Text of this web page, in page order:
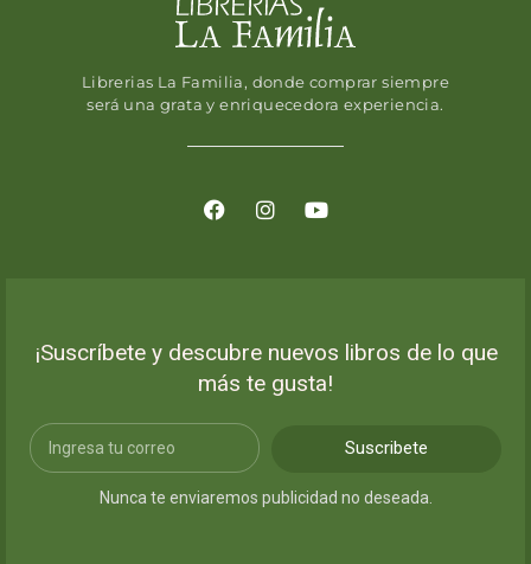
Librerias La Familia, donde comprar siempre
será una grata y enriquecedora experiencia.
¡Suscríbete y descubre nuevos libros de lo que
más te gusta!
Suscribete
Nunca te enviaremos publicidad no deseada.